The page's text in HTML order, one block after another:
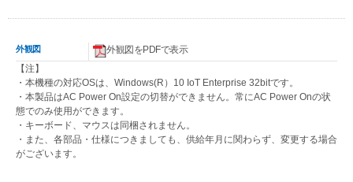
外観図
外観図をPDFで表示
【注】
・本機種の対応OSは、Windows(R）10 IoT Enterprise 32bitです。
・本製品はAC Power On設定の切替ができません。常にAC Power Onの状
態でのみ使用ができます。
・キーボード、マウスは同梱されません。
・また、各部品・仕様につきましても、供給年月に関わらず、変更する場合
がございます。